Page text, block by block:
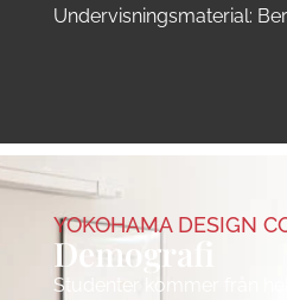
Undervisningsmaterial:
YOKOHAMA DESIGN
Demografi
Studenter kommer från